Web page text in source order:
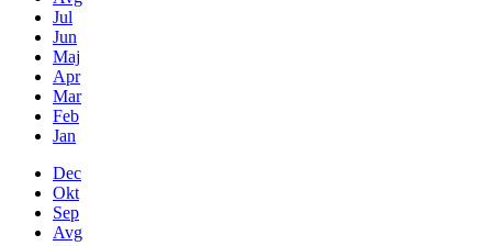
Jul
Jun
Maj
Apr
Mar
Feb
Jan
Dec
Okt
Sep
Avg